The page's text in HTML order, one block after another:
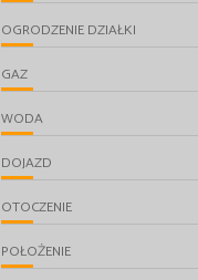
OGRODZENIE DZIAŁKI
GAZ
WODA
DOJAZD
OTOCZENIE
POŁOŻENIE